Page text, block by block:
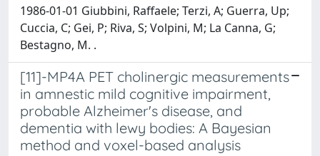
1986-01-01 Giubbini, Raffaele; Terzi, A; Guerra, Up;
Cuccia, C; Gei, P; Riva, S; Volpini, M; La Canna, G;
Bestagno, M. .
[11]-MP4A PET cholinergic measurements
in amnestic mild cognitive impairment,
probable Alzheimer's disease, and
dementia with lewy bodies: A Bayesian
method and voxel-based analysis